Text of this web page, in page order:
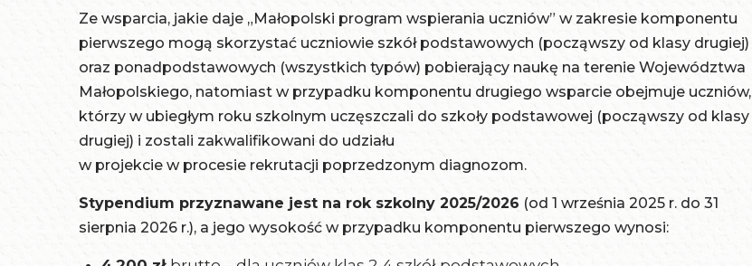
Ze wsparcia, jakie daje „Małopolski program wspierania uczniów” w zakresie komponentu
pierwszego mogą skorzystać uczniowie szkół podstawowych (począwszy od klasy drugiej)
oraz ponadpodstawowych (wszystkich typów) pobierający naukę na terenie Województwa
Małopolskiego, natomiast w przypadku komponentu drugiego wsparcie obejmuje uczniów,
którzy w ubiegłym roku szkolnym uczęszczali do szkoły podstawowej (począwszy od klasy
drugiej) i zostali zakwalifikowani do udziału
w projekcie w procesie rekrutacji poprzedzonym diagnozom.
Stypendium przyznawane jest na rok szkolny 2025/2026 (od 1 września 2025 r. do 31
sierpnia 2026 r.), a jego wysokość w przypadku komponentu pierwszego wynosi: